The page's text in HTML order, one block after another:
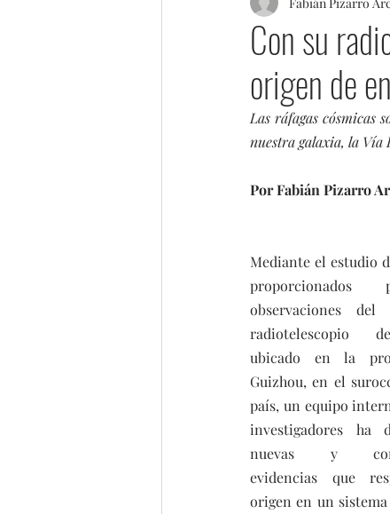
Podcast
Con su
origen de
Las ráfagas cósmicas
nuestra galaxia, la Vía
Por Fabián Pizarro
Mediante el estudio
observaciones del
radiotelescopio
ubicado en la
Guizhou, en el
país, un equipo
investigadores ha
nuevas y
evidencias que
origen en un